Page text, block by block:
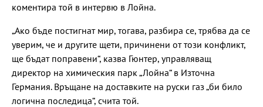
коментира той в интервю в Лойна.
„Ако бъде постигнат мир, тогава, разбира се, трябва да се
уверим, че и другите щети, причинени от този конфликт,
ще бъдат поправени“, казва Гюнтер, управляващ
директор на химическия парк „Лойна“ в Източна
Германия. Връщане на доставките на руски газ „би било
логична последица“, счита той.